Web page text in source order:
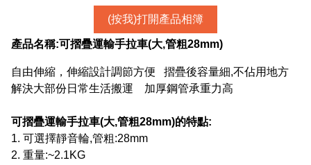
(按我)打開產品相簿
產品名稱:可摺疊運輸手拉車(大,管粗28mm)
自由伸縮，伸縮設計調節方便 摺疊後容量細,不佔用地方
解決大部份日常生活搬運 加厚鋼管承重力高
可摺疊運輸手拉車(大,管粗28mm)的特點:
1. 可選擇靜音輪,管粗:28mm
2. 重量:~2.1KG